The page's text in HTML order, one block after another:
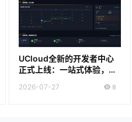
UCloud全新的开发者中心
正式上线：一站式体验，打
2026-07-27 8